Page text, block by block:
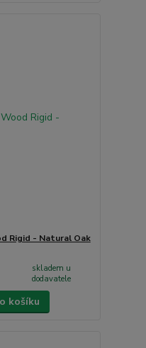
Rigid - Natural Oak
skladem u
dodavatele
košíku